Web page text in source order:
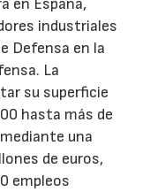
industriales
Defensa en la
La
su superficie
hasta más de
una
de euros,
empleos